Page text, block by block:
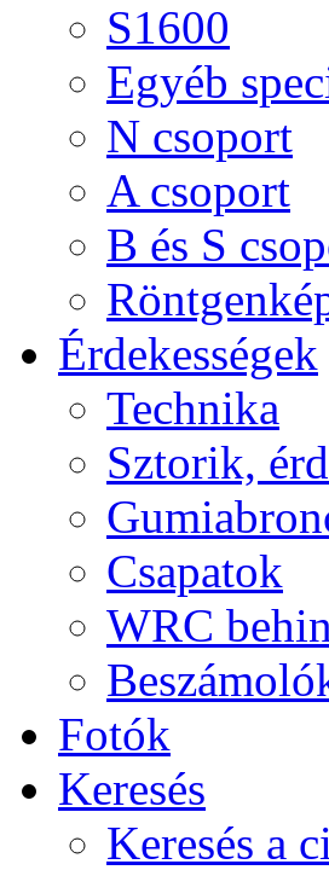
S1600
Egyéb
N csoport
A csoport
B és S
Érdekességek
Technika
Sztorik,
Csapatok
WRC
Fotók
Keresés
Keresés a